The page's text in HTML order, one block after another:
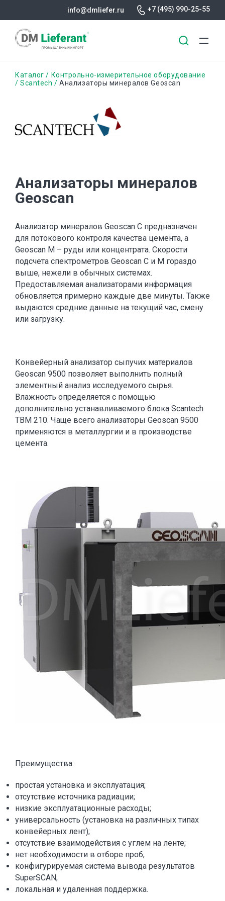
info@dmliefer.ru +7 (495) 990-25-55
Строка
Каталог
Контрольно-измерительное оборудование
Scantech
Анализаторы минералов Geoscan
Анализаторы минералов
Geoscan
Анализатор минералов Geoscan C предназначен
для потокового контроля качества цемента, а
Geoscan M – руды или концентрата. Скорости
подсчета спектрометров Geoscan C и M гораздо
выше, нежели в обычных системах.
Предоставляемая анализаторами информация
обновляется примерно каждые две минуты. Также
выдаются средние данные на текущий час, смену
или загрузку.
Конвейерный анализатор сыпучих материалов
Geoscan 9500 позволяет выполнить полный
элементный анализ исследуемого сырья.
Влажность определяется с помощью
дополнительно устанавливаемого блока Scantech
ТВМ 210. Чаще всего анализаторы Geoscan 9500
применяются в металлургии и в производстве
цемента.
Преимущества:
простая установка и эксплуатация;
отсутствие источника радиации;
низкие эксплуатационные расходы;
универсальность (установка на различных типах
конвейерных лент);
отсутствие взаимодействия с углем на ленте;
нет необходимости в отборе проб;
конфигурируемая система вывода результатов
SuperSCAN;
локальная и удаленная поддержка.